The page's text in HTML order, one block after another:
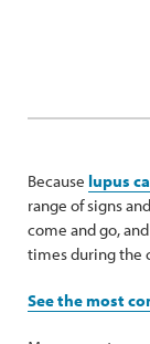
Because lupus
range of signs
come and go,
times during the
See the most